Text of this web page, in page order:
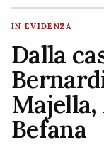
sito
IN EVIDENZA
Dalla
Majella,
Befana